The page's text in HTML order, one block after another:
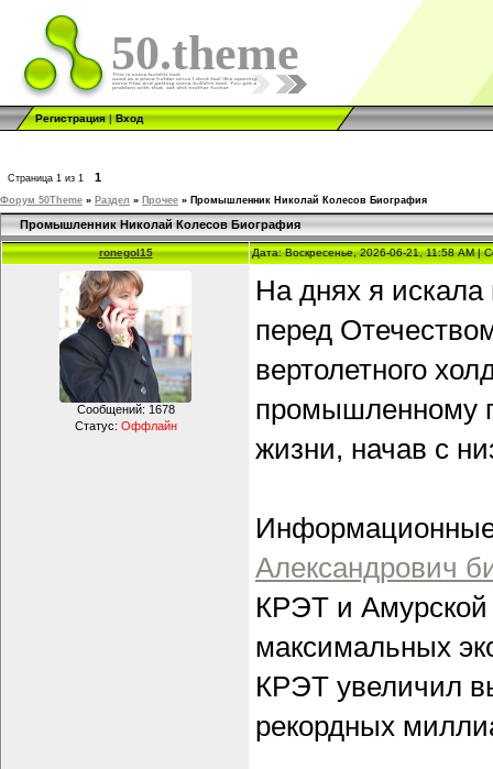
50.theme
Регистрация|Вход
Страница 1 из 1 1
Форум 50Theme » Раздел » Прочее » Промышленник Николай Колесов Биография
Промышленник Николай Колесов Биография
ronegol15 Дата: Воскресенье, 2026-06-21, 11:58 AM |
Сообщений: 1678
Статус: Оффлайн
На днях я искала
перед
вертолетного
промышленному
жизни, начав с
Александрович
КРЭТ и Амурской
максимальных
КРЭТ увеличил
рекордных